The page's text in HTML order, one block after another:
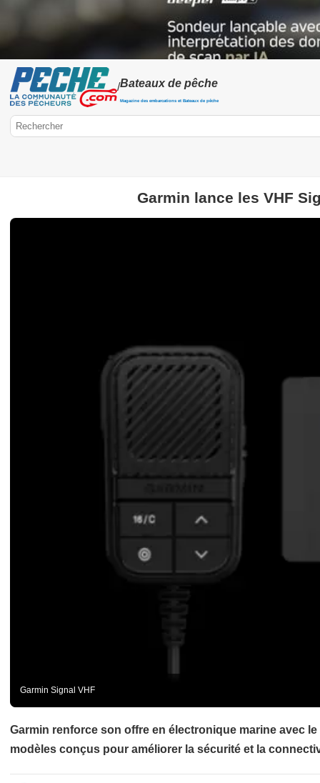
/Bateaux de pêche
Magazine des embarcations et Bateaux de pêche
Bateaux Bateaux pneumatiques Electronique Float-tube Kayak
Garmin lance les VHF
Garmin Signal VHF
Garmin renforce son offre en électronique marine avec
modèles conçus pour améliorer la sécurité et la